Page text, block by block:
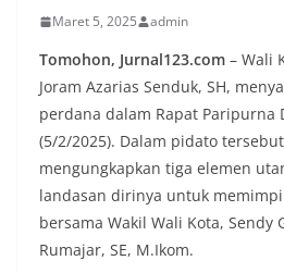
Maret 5, 2025 admin
Tomohon, Jurnal123.com – Wali
Joram Azarias Senduk, SH,
perdana dalam Rapat Paripurna
(5/2/2025). Dalam pidato
mengungkapkan tiga elemen
landasan dirinya untuk
bersama Wakil Wali Kota, Sendy
Rumajar, SE, M.Ikom.